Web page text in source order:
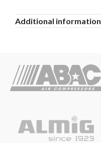
Additional information